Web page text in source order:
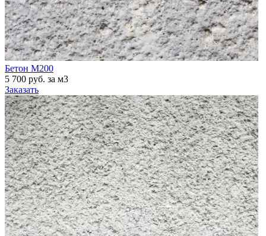
Бетон М200
5 700 руб. за м3
Заказать